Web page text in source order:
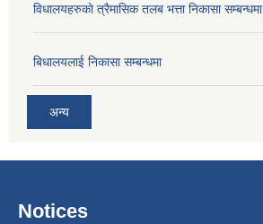
विधालयहरुकाे त्रैमासिक तलब भत्ता निकासा सम्बन्धमा
बिधालयलाई निकासा सम्बन्धमा
अन्य
Notices